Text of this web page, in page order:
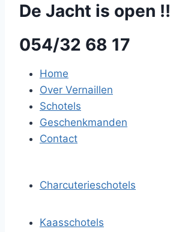
De Jacht is open !!
054/32 68 17
Home
Over Vernaillen
Schotels
Geschenkmanden
Contact
Charcuterieschotels
Kaasschotels